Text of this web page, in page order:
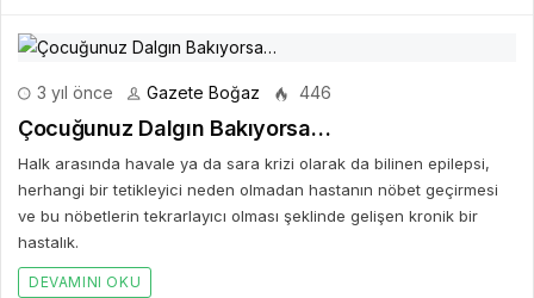
3 yıl önce Gazete Boğaz 446
Çocuğunuz Dalgın Bakıyorsa…
Halk arasında havale ya da sara krizi olarak da bilinen epilepsi,
herhangi bir tetikleyici neden olmadan hastanın nöbet geçirmesi
ve bu nöbetlerin tekrarlayıcı olması şeklinde gelişen kronik bir
hastalık.
DEVAMINI OKU